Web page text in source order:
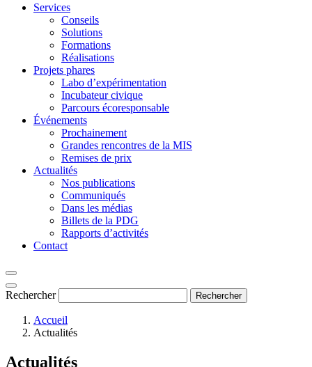
Services
Conseils
Solutions
Formations
Réalisations
Projets phares
Labo d’expérimentation
Incubateur civique
Parcours écoresponsable
Événements
Prochainement
Grandes rencontres de la MIS
Remises de prix
Actualités
Nos publications
Communiqués
Dans les médias
Billets de la PDG
Rapports d’activités
Contact
Rechercher Rechercher
Accueil
Actualités
Actualités